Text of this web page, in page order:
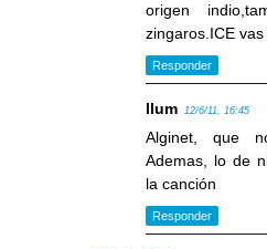
origen
zingaros.ICE
Responder
llum 12/6/11, 16:45
Alginet, que
Ademas, lo de
la canción
Responder